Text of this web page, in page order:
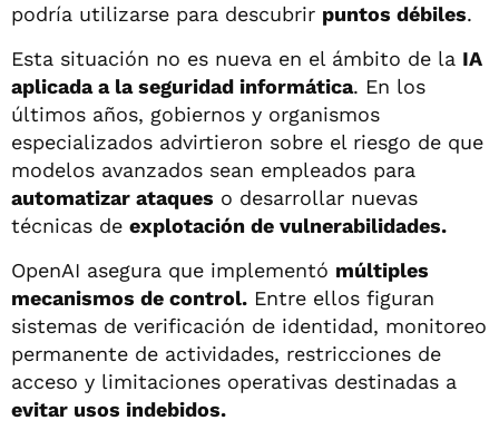
podría utilizarse para descubrir puntos débiles.
Esta situación no es nueva en el ámbito de la IA
aplicada a la seguridad informática. En los
últimos años, gobiernos y organismos
especializados advirtieron sobre el riesgo de que
modelos avanzados sean empleados para
automatizar ataques o desarrollar nuevas
técnicas de explotación de vulnerabilidades.
OpenAI asegura que implementó múltiples
mecanismos de control. Entre ellos figuran
sistemas de verificación de identidad, monitoreo
permanente de actividades, restricciones de
acceso y limitaciones operativas destinadas a
evitar usos indebidos.